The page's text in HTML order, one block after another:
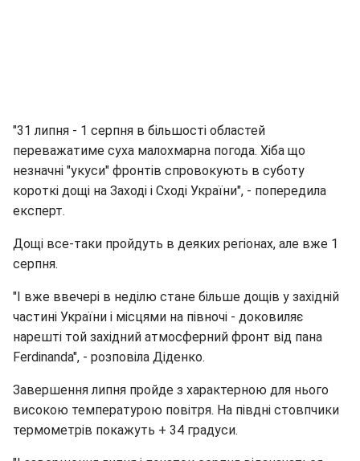
"31 липня - 1 серпня в більшості областей
переважатиме суха малохмарна погода. Хіба що
незначні "укуси" фронтів спровокують в суботу
короткі дощі на Заході і Сході України", - попередила
експерт.
Дощі все-таки пройдуть в деяких регіонах, але вже 1
серпня.
"І вже ввечері в неділю стане більше дощів у західній
частині України і місцями на півночі - доковиляє
нарешті той західний атмосферний фронт від пана
Ferdinandа", - розповіла Діденко.
Завершення липня пройде з характерною для нього
високою температурою повітря. На півдні стовпчики
термометрів покажуть + 34 градуси.